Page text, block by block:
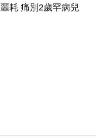
耗 痛別2歲罕病兒